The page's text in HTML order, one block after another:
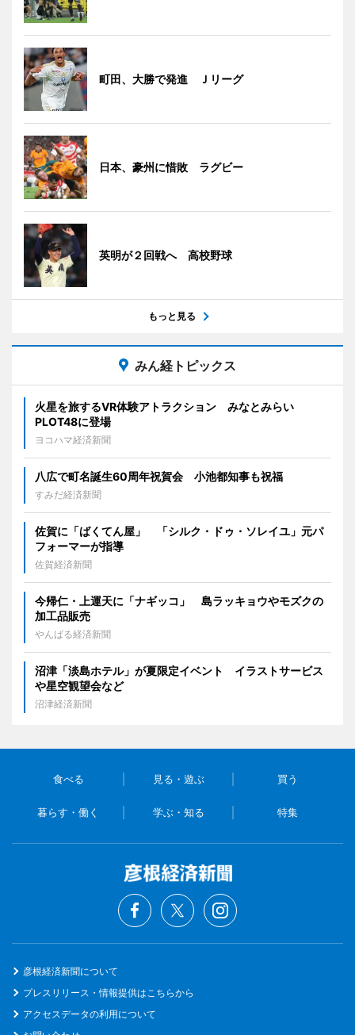
町田、大勝で発進 Ｊリーグ
日本、豪州に惜敗 ラグビー
英明が２回戦へ 高校野球
もっと見る
みん経トピックス
火星を旅するVR体験アトラクション みなとみらい
PLOT48に登場
ヨコハマ経済新聞
八広で町名誕生60周年祝賀会 小池都知事も祝福
すみだ経済新聞
佐賀に「ばくてん屋」 「シルク・ドゥ・ソレイユ」元パ
フォーマーが指導
佐賀経済新聞
今帰仁・上運天に「ナギッコ」 島ラッキョウやモズクの
加工品販売
やんばる経済新聞
沼津「淡島ホテル」が夏限定イベント イラストサービス
や星空観望会など
沼津経済新聞
食べる 見る・遊ぶ 買う
暮らす・働く 学ぶ・知る 特集
彦根経済新聞について
プレスリリース・情報提供はこちらから
アクセスデータの利用について